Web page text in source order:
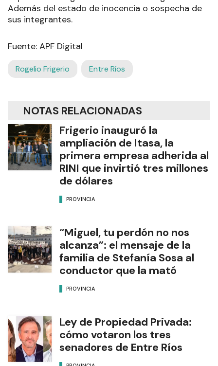
Además del estado de inocencia o sospecha de
sus integrantes.
Fuente: APF Digital
Rogelio Frigerio Entre Ríos
NOTAS RELACIONADAS
Frigerio inauguró la
ampliación de Itasa, la
primera empresa adherida al
RINI que invirtió tres millones
de dólares
PROVINCIA
“Miguel, tu perdón no nos
alcanza”: el mensaje de la
familia de Stefanía Sosa al
conductor que la mató
PROVINCIA
Ley de Propiedad Privada:
cómo votaron los tres
senadores de Entre Ríos